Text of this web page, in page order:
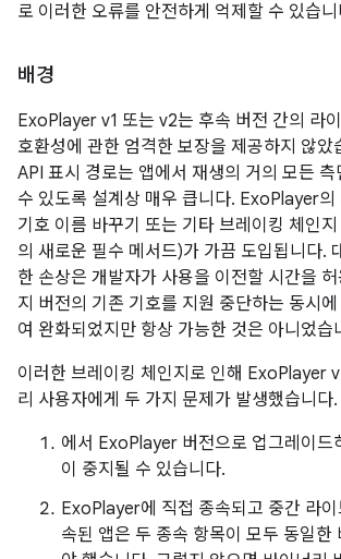
로 이러한 오류를 안전하게 억제할 수 있습니
배경
ExoPlayer v1 또는 v2는 후속 버전 간의 라
호환성에 관한 엄격한 보장을 제공하지 않
API 표시 경로는 앱에서 재생의 거의 모든
수 있도록 설계상 매우 큽니다. ExoPlayer의
기호 이름 바꾸기 또는 기타 브레이킹 체인
의 새로운 필수 메서드)가 가끔 도입됩니다.
한 손상은 개발자가 사용을 이전할 시간을
지 버전의 기존 기호를 지원 중단하는 동시
여 완화되었지만 항상 가능한 것은 아니었습
이러한 브레이킹 체인지로 인해 ExoPlayer
리 사용자에게 두 가지 문제가 발생했습니다.
에서 ExoPlayer 버전으로 업그레이드
이 중지될 수 있습니다.
ExoPlayer에 직접 종속되고 중간 라
속된 앱은 두 종속 항목이 모두 동일한